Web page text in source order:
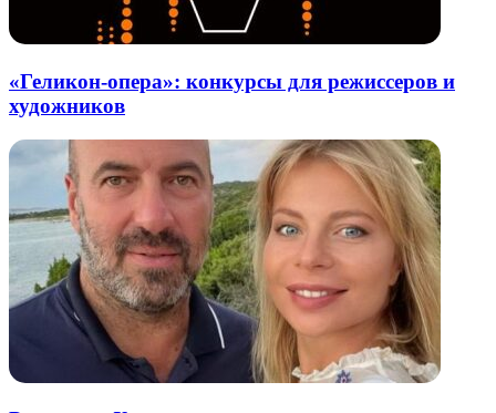
«Геликон-опера»: конкурсы для режиссеров и
художников